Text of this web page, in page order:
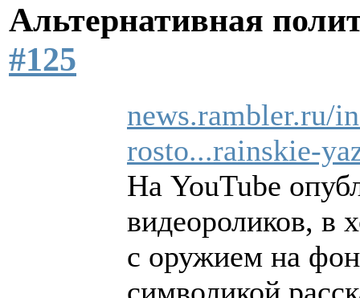
Альтернативная
#125
news.rambler.ru/
rosto...rainskie-
На YouTube
видеороликов, в
с оружием на